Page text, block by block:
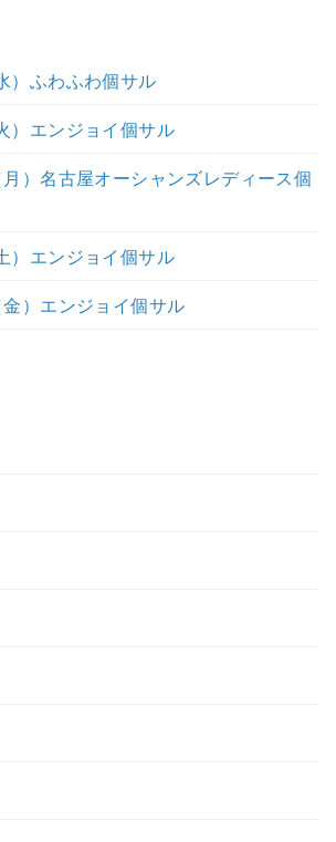
）ふわふわ個サル
）エンジョイ個サル
）名古屋オーシャンズレディース個
）エンジョイ個サル
）エンジョイ個サル